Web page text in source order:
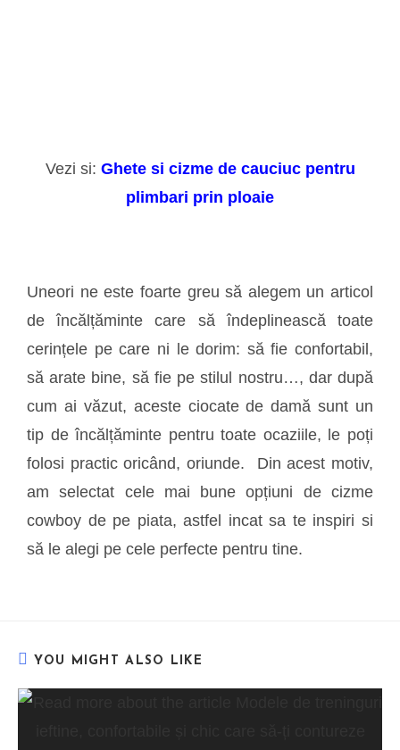
Vezi si: Ghete si cizme de cauciuc pentru
plimbari prin ploaie
Uneori ne este foarte greu să alegem un articol
de încălțăminte care să îndeplinească toate
cerințele pe care ni le dorim: să fie confortabil,
să arate bine, să fie pe stilul nostru…, dar după
cum ai văzut, aceste ciocate de damă sunt un
tip de încălțăminte pentru toate ocaziile, le poți
folosi practic oricând, oriunde. Din acest motiv,
am selectat cele mai bune opțiuni de cizme
cowboy de pe piata, astfel incat sa te inspiri si
să le alegi pe cele perfecte pentru tine.
YOU MIGHT ALSO LIKE